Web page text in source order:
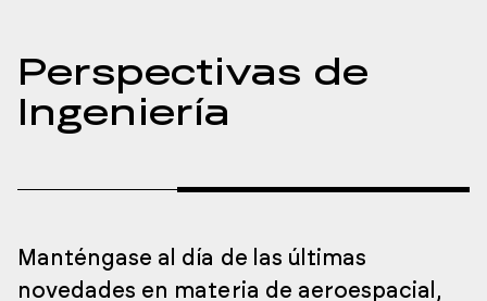
Perspectivas de
Ingeniería
Manténgase al día de las últimas
novedades en materia de aeroespacial,